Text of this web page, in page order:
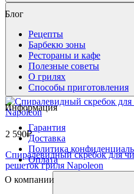
2 590₽
Спиралевидный скребок для
решеток гриля Napoleon
Блог
Рецепты
Барбекю зоны
Рестораны и кафе
Полезные советы
О грилях
Способы приготовления
Информация
Гарантия
Доставка
Политика
Оплата
О компании